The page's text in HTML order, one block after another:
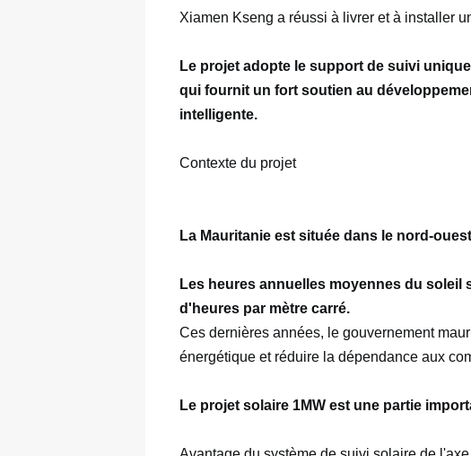
Xiamen Kseng a réussi à livrer et à installer
Le projet adopte le support de suivi
qui fournit un fort soutien au
La Mauritanie est située dans le nord-
Les heures annuelles moyennes du soleil
d'heures par mètre carré.
Ces dernières années, le gouvernement
énergétique et réduire la dépendance aux